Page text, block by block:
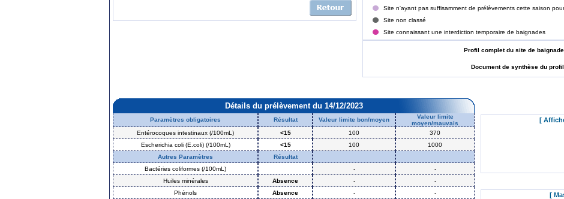
Site n'ayant pas suffisamment de prélèvements cette saison
Site non classé
Site connaissant une interdiction temporaire de baignades
Profil complet du site de
Document de synthèse du
Détails du prélèvement du 14/12/2023
Paramètres obligatoires Résultat Valeur limite bon/moyen
Valeur limite
moyen/mauvais
Entérocoques intestinaux (/100mL)
<15 100
370
Escherichia coli (E.coli) (/100mL)
<15 100
1000
Autres Paramètres
Résultat
Bactéries coliformes (/100mL)
-
-
Huiles minérales
Absence -
-
Phénols
Absence -
-
[
[